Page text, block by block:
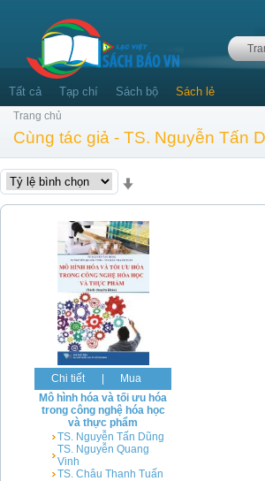
Tất cả Tạp chí Sách bộ Sách lẻ
Trang chủ
Cùng tác giả - TS. Nguyễn Tấn
Chi tiết
Mua
Mô hình hóa và tối ưu hóa
trong công nghệ hóa học
và thực phẩm
TS. Nguyễn Tấn Dũng
TS. Nguyễn Quang
Vinh
TS. Châu Thanh Tuấn